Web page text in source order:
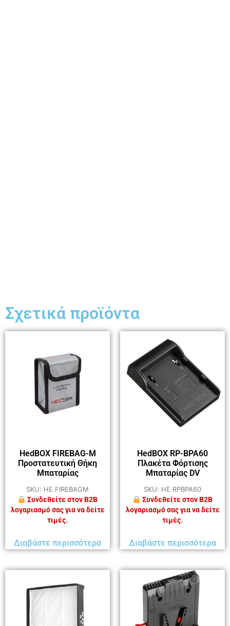
Σχετικά προϊόντα
HedBOX FIREBAG-M
Προστατευτική Θήκη
Μπαταρίας
SKU: HE FIREBAGM
Συνδεθείτε στον B2B
λογαριασμό σας για να δείτε
τιμές.
Διαβάστε περισσότερα
HedBOX RP-BPA60
Πλακέτα Φόρτισης
Μπαταρίας DV
SKU: HE RPBPA60
Συνδεθείτε στον B2B
λογαριασμό σας για να δείτε
τιμές.
Διαβάστε περισσότερα